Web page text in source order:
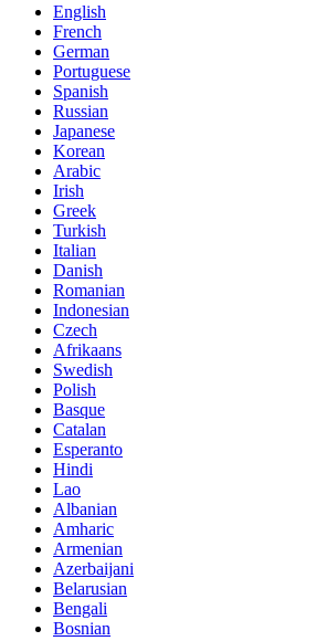
English
French
German
Portuguese
Spanish
Russian
Japanese
Korean
Arabic
Irish
Greek
Turkish
Italian
Danish
Romanian
Indonesian
Czech
Afrikaans
Swedish
Polish
Basque
Catalan
Esperanto
Hindi
Lao
Albanian
Amharic
Armenian
Azerbaijani
Belarusian
Bengali
Bosnian